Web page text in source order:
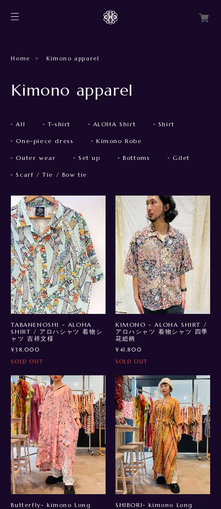
Home Kimono apparel
Kimono apparel
All T-shirt ALOHA Shirt Shirt
One-piece dress Kimono Robe
Outer wear Set up Bottoms Gilet
Scarf / Tie / Bow tie
TABANENOSHI - ALOHA
SHIRT / アロハシャツ 着物シ
ャツ 吉祥文様
¥38,000
SOLD OUT
KIMONO - ALOHA SHIRT /
アロハシャツ 着物シャツ 四季
花総柄
¥41,800
SOLD OUT
Butterfly- kimono Long
SHIBORI- kimono Long